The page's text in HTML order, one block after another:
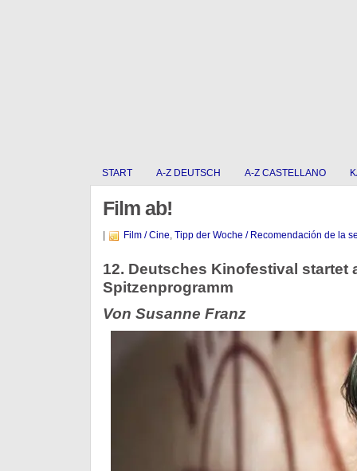
START A-Z DEUTSCH A-Z CASTELLANO
Film ab!
Film / Cine, Tipp der Woche / Recomendación de la
12. Deutsches Kinofestival startet
Spitzenprogramm
Von Susanne Franz